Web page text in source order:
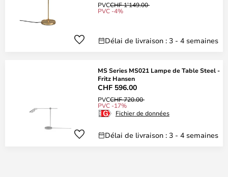
PVCCHF 1’149.00
PVC -4%
Délai de livraison : 3 - 4 semaines
MS Series MS021 Lampe de Table Steel -
Fritz Hansen
CHF 596.00
PVCCHF 720.00
PVC -17%
Fichier de données
Délai de livraison : 3 - 4 semaines